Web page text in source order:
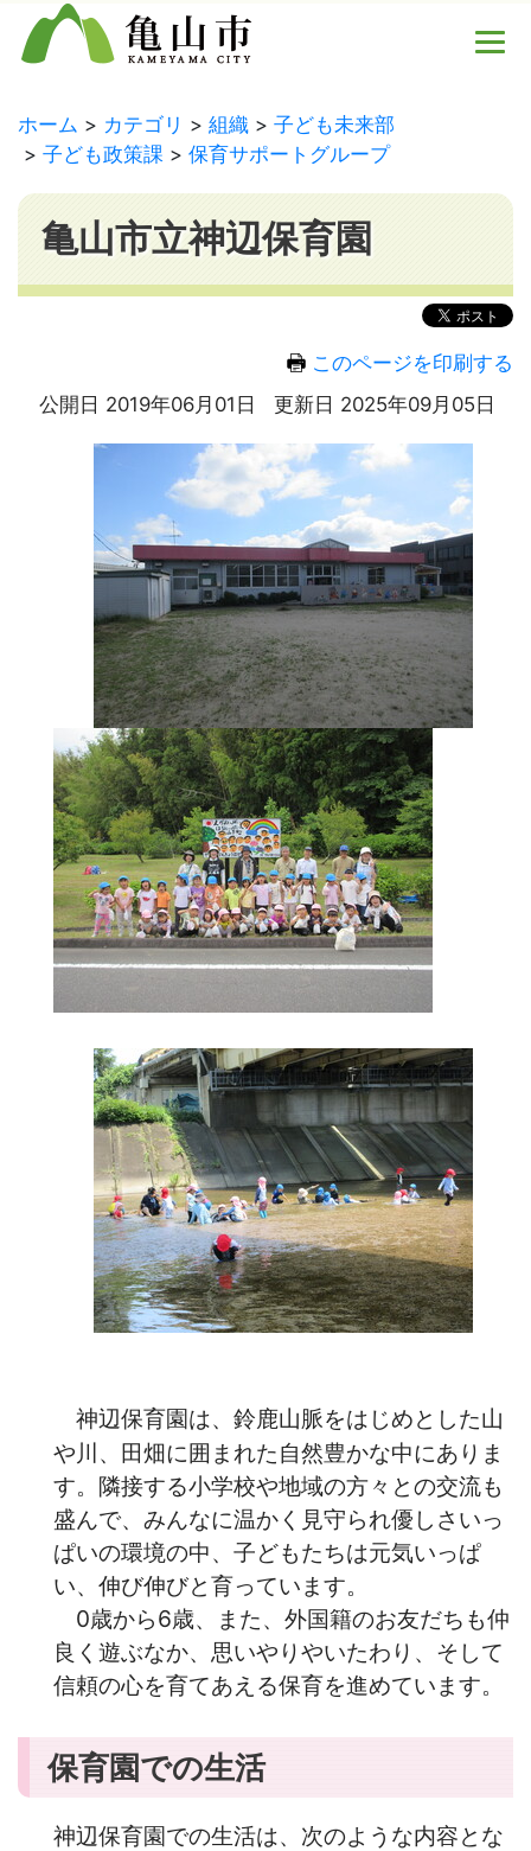
ホーム カテゴリ 組織
子ども未来部
子ども政策課
保育サポートグループ
亀山市立神辺保育園
このページを印刷する
公開日 2019年06月01日
更新日 2025年09月05日
神辺保育園は、鈴鹿山脈をはじめとした山
や川、田畑に囲まれた自然豊かな中にありま
す。隣接する小学校や地域の方々との交流も
盛んで、みんなに温かく見守られ優しさいっ
ぱいの環境の中、子どもたちは元気いっぱ
い、伸び伸びと育っています。
0歳から6歳、また、外国籍のお友だちも仲
良く遊ぶなか、思いやりやいたわり、そして
信頼の心を育てあえる保育を進めています。
保育園での生活
神辺保育園での生活は、次のような内容とな